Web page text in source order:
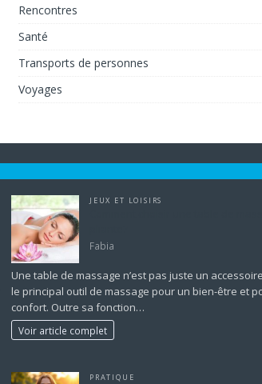
Rencontres
Santé
Transports de personnes
Voyages
JEUX ET LOISIRS
Fabia
Une table de massage n’est pas juste un
le principal outil de massage pour un bien-être et
confort. Outre sa fonction…
Voir article complet
PRATIQUE